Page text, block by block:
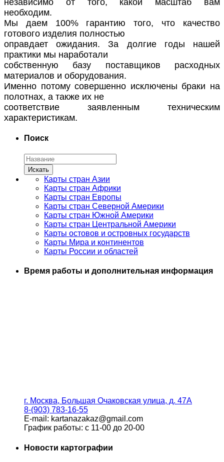
независимо от того, какой масштаб вам
необходим.
Мы даем 100% гарантию того, что качество
готового изделия полностью
оправдает ожидания. За долгие годы нашей
практики мы наработали
собственную базу поставщиков расходных
материалов и оборудования.
Именно потому совершенно исключены браки на
полотнах, а также их не
соответствие заявленным техническим
характеристикам.
Поиск
Карты стран Азии
Карты стран Африки
Карты стран Европы
Карты стран Северной Америки
Карты стран Южной Америки
Карты стран Центральной Америки
Карты остовов и островных государств
Карты Мира и континентов
Карты России и областей
Время работы и дополнительная информация
г. Москва, Большая Очаковская улица, д. 47А
8-(903) 783-16-55
E-mail: kartanazakaz@gmail.com
График работы: с 11-00 до 20-00
Новости картографии